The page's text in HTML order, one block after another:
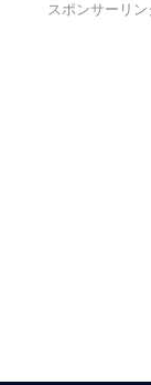
スポンサーリン